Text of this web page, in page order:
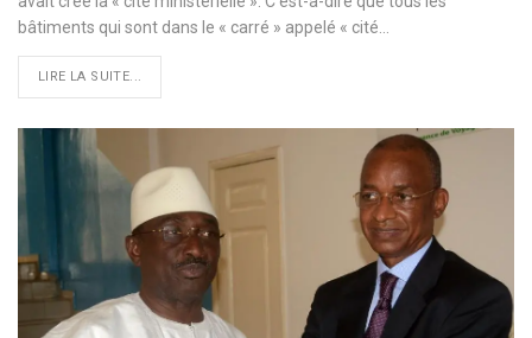
bâtiments qui sont dans le « carré » appelé « cité…
LIRE LA SUITE...